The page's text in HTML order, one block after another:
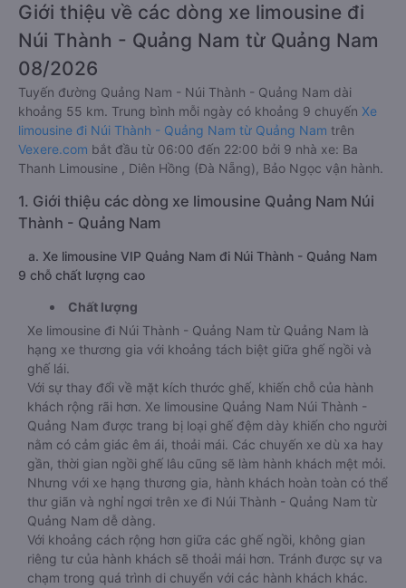
Giới thiệu về các dòng xe limousine đi
Núi Thành - Quảng Nam từ Quảng Nam
08/2026
Tuyến đường Quảng Nam - Núi Thành - Quảng Nam dài
khoảng 55 km. Trung bình mỗi ngày có khoảng 9 chuyến Xe
limousine đi Núi Thành - Quảng Nam từ Quảng Nam trên
Vexere.com bắt đầu từ 06:00 đến 22:00 bởi 9 nhà xe: Ba
Thanh Limousine , Diên Hồng (Đà Nẵng), Bảo Ngọc vận hành.
1. Giới thiệu các dòng xe limousine Quảng Nam Núi
Thành - Quảng Nam
a. Xe limousine VIP Quảng Nam đi Núi Thành - Quảng Nam
9 chỗ chất lượng cao
Chất lượng
Xe limousine đi Núi Thành - Quảng Nam từ Quảng Nam là
hạng xe thương gia với khoảng tách biệt giữa ghế ngồi và
ghế lái.
Với sự thay đổi về mặt kích thước ghế, khiến chỗ của hành
khách rộng rãi hơn. Xe limousine Quảng Nam Núi Thành -
Quảng Nam được trang bị loại ghế đệm dày khiến cho người
nằm có cảm giác êm ái, thoải mái. Các chuyến xe dù xa hay
gần, thời gian ngồi ghế lâu cũng sẽ làm hành khách mệt mỏi.
Nhưng với xe hạng thương gia, hành khách hoàn toàn có thể
thư giãn và nghỉ ngơi trên xe đi Núi Thành - Quảng Nam từ
Quảng Nam dễ dàng.
Với khoảng cách rộng hơn giữa các ghế ngồi, không gian
riêng tư của hành khách sẽ thoải mái hơn. Tránh được sự va
chạm trong quá trình di chuyển với các hành khách khác.